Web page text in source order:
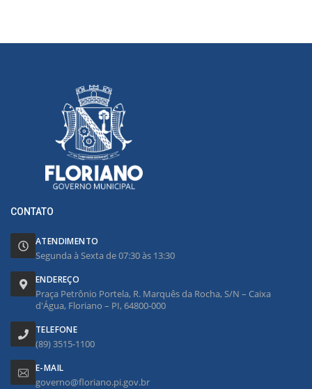
CONTATO
ATENDIMENTO
Segunda à Sexta de 07:30 às 13:30
ENDEREÇO
Praça Petrônio Portela, R. Marquês da Rocha, S/N – Caixa
d'Água, Floriano – PI, 64800-000
TELEFONE
(89) 3515-1100
E-MAIL
governo@floriano.pi.gov.br